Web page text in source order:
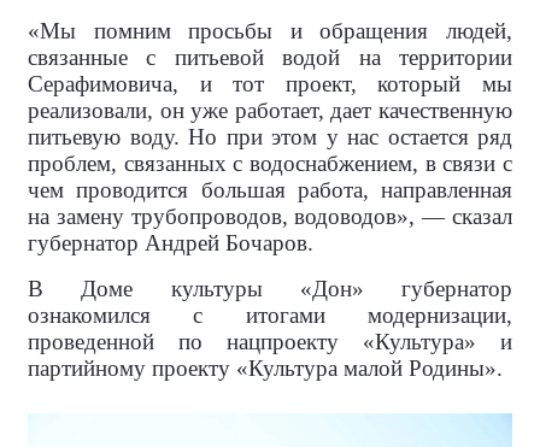
«Мы помним просьбы и обращения людей,
связанные с питьевой водой на территории
Серафимовича, и тот проект, который мы
реализовали, он уже работает, дает качественную
питьевую воду. Но при этом у нас остается ряд
проблем, связанных с водоснабжением, в связи с
чем проводится большая работа, направленная
на замену трубопроводов, водоводов», — сказал
губернатор Андрей Бочаров.
В Доме культуры «Дон» губернатор
ознакомился с итогами модернизации,
проведенной по нацпроекту «Культура» и
партийному проекту «Культура малой Родины».